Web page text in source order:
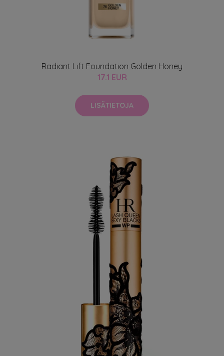
Radiant Lift Foundation Golden Honey
17.1 EUR
LISÄTIETOJA